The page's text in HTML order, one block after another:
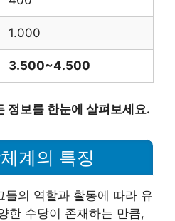
1.000
3.500~4.500
정보를 한눈에 살펴보세요.
계의 특징
들의 역할과 활동에 따라 유
한 수당이 존재하는 만큼,